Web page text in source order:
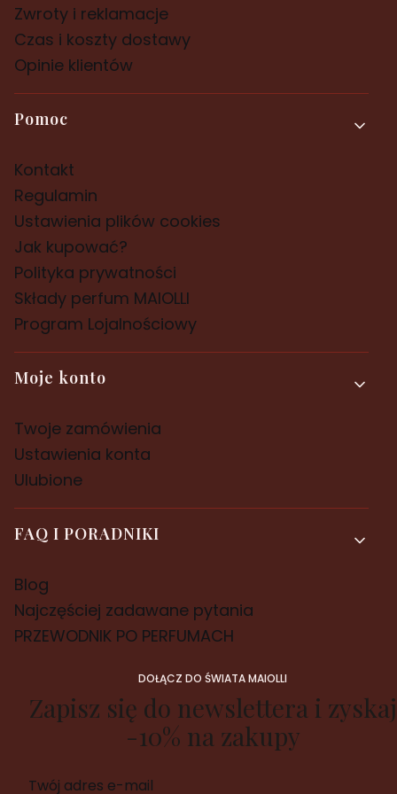
Zwroty i reklamacje
Czas i koszty dostawy
Opinie klientów
Pomoc
Kontakt
Regulamin
Ustawienia plików cookies
Jak kupować?
Polityka prywatności
Składy perfum MAIOLLI
Program Lojalnościowy
Moje konto
Twoje zamówienia
Ustawienia konta
Ulubione
FAQ I PORADNIKI
Blog
Najczęściej zadawane pytania
PRZEWODNIK PO PERFUMACH
DOŁĄCZ DO ŚWIATA MAIOLLI
Zapisz się do newslettera i zyskaj
-10% na zakupy
Twój adres e-mail